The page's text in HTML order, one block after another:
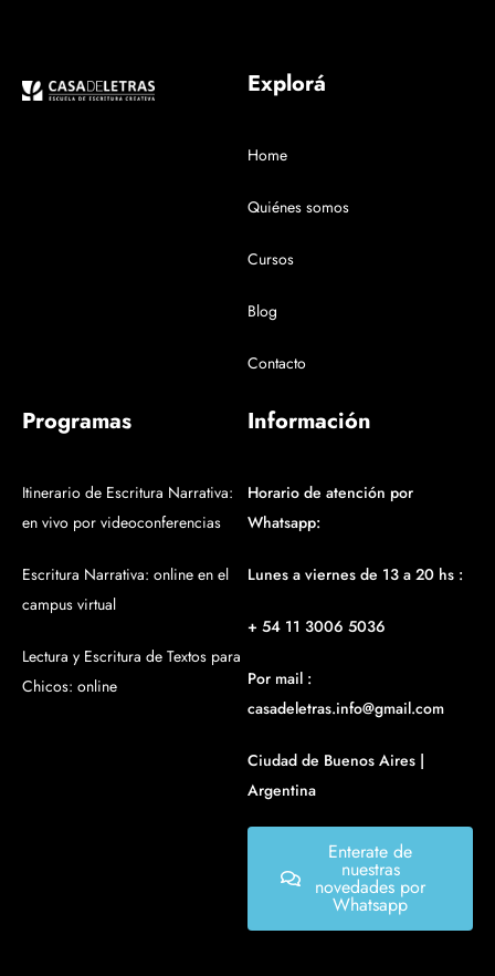
Explorá
Home
Quiénes somos
Cursos
Blog
Contacto
Programas
Itinerario de Escritura Narrativa:
en vivo por videoconferencias
Escritura Narrativa: online en el
campus virtual
Lectura y Escritura de Textos para
Chicos: online
Información
Horario de atención por
Whatsapp:
Lunes a viernes de 13 a 20 hs :
+ 54 11 3006 5036
Por mail :
casadeletras.info@gmail.com
Ciudad de Buenos Aires |
Argentina
Enterate de
nuestras
novedades por
Whatsapp